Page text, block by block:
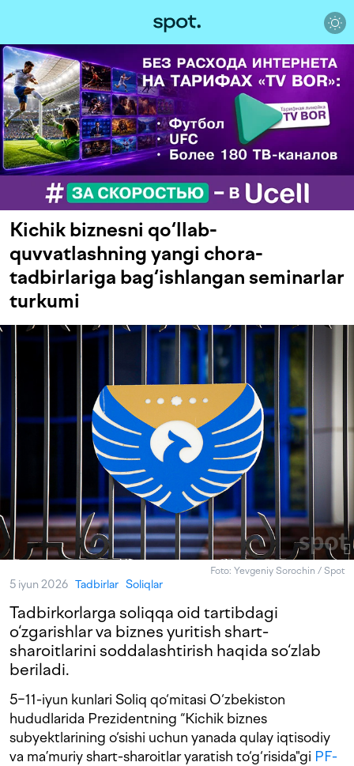
Kichik biznesni qo‘llab-
quvvatlashning yangi chora-
tadbirlariga bag‘ishlangan seminarlar
turkumi
Foto: Yevgeniy Sorochin / Spot
5 iyun 2026 Tadbirlar Soliqlar
Tadbirkorlarga soliqqa oid tartibdagi
o‘zgarishlar va biznes yuritish shart-
sharoitlarini soddalashtirish haqida so‘zlab
beriladi.
5−11-iyun kunlari Soliq qo‘mitasi O‘zbekiston
hududlarida Prezidentning “Kichik biznes
subyektlarining o‘sishi uchun yanada qulay iqtisodiy
va ma’muriy shart-sharoitlar yaratish to‘g‘risida"gi PF-